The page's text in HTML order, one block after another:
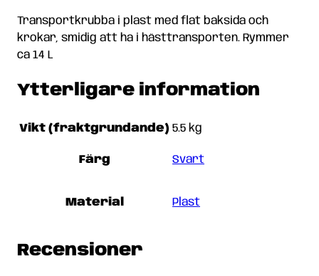
Transportkrubba i plast med flat baksida och
krokar, smidig att ha i hästtransporten. Rymmer
ca 14 L
Ytterligare information
Vikt (fraktgrundande) 5.5 kg
Färg Svart
Material Plast
Recensioner